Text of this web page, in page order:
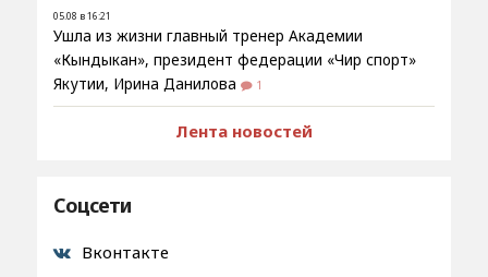
05.08 в 16:21
Ушла из жизни главный тренер Академии
«Кындыкан», президент федерации «Чир спорт»
Якутии, Ирина Данилова
1
Лента новостей
Соцсети
Вконтакте